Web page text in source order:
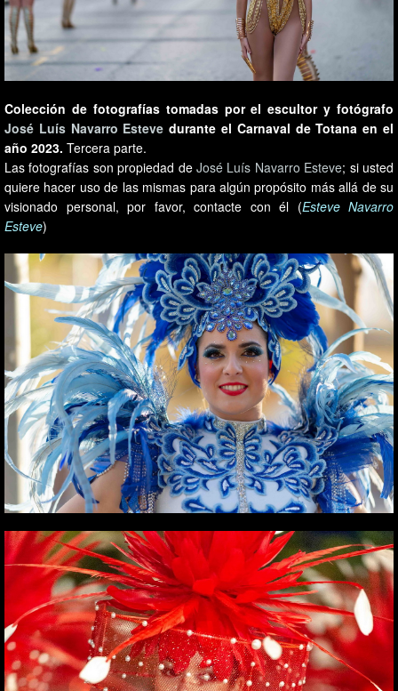
Colección de fotografías tomadas por el escultor y fotógrafo
José Luís Navarro Esteve durante el Carnaval de Totana en el
año 2023. Tercera parte.
Las fotografías son propiedad de José Luís Navarro Esteve; si usted
quiere hacer uso de las mismas para algún propósito más allá de su
visionado personal, por favor, contacte con él (Esteve Navarro
Esteve)